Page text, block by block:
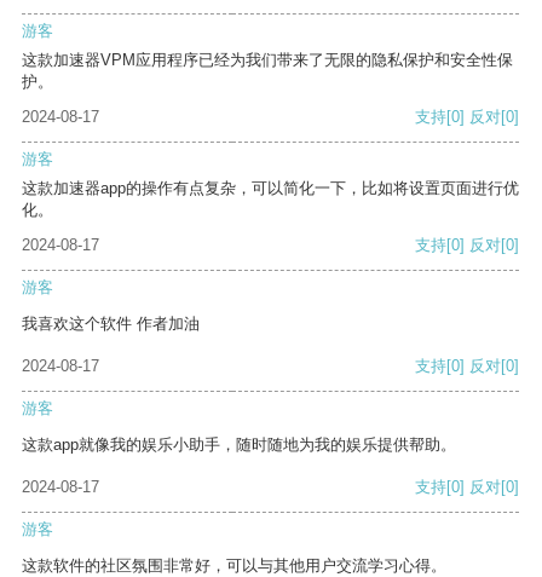
游客
这款加速器VPM应用程序已经为我们带来了无限的隐私保护和安全性保
护。
2024-08-17
支持[0] 反对[0]
游客
这款加速器app的操作有点复杂，可以简化一下，比如将设置页面进行优
化。
2024-08-17
支持[0] 反对[0]
游客
我喜欢这个软件 作者加油
2024-08-17 支持[0] 反对[0]
游客
这款app就像我的娱乐小助手，随时随地为我的娱乐提供帮助。
2024-08-17 支持[0] 反对[0]
游客
这款软件的社区氛围非常好，可以与其他用户交流学习心得。